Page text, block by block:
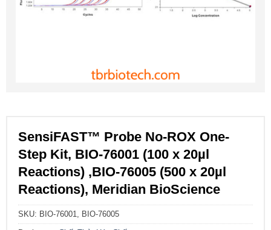
SensiFAST™ Probe No-ROX One-
Step Kit, BIO-76001 (100 x 20µl
Reactions) ,BIO-76005 (500 x 20µl
Reactions), Meridian BioScience
SKU: BIO-76001, BIO-76005